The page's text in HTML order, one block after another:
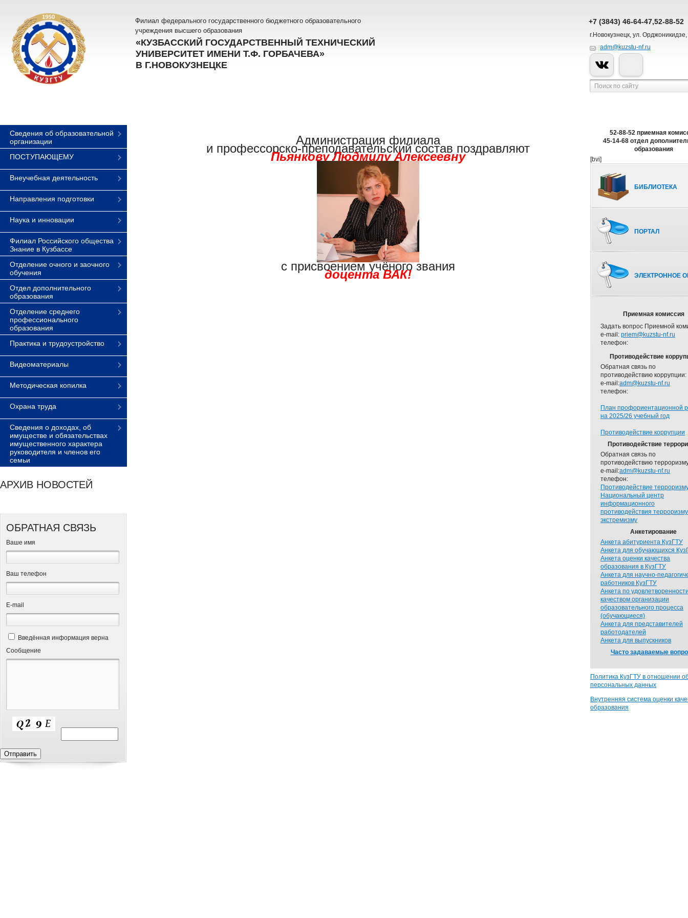
Филиал федерального государственного бюджетного образовательного
учреждения высшего образования
«КУЗБАССКИЙ ГОСУДАРСТВЕННЫЙ ТЕХНИЧЕСКИЙ
УНИВЕРСИТЕТ ИМЕНИ Т.Ф. ГОРБАЧЕВА»
В Г.НОВОКУЗНЕЦКЕ
+7 (3843) 46-64-47,52-88-52
г.Новокузнецк, ул.
adm@kuzstu-nf.ru
Сведения об образовательной
организации
ПОСТУПАЮЩЕМУ
Внеучебная деятельность
Направления подготовки
Наука и инновации
Филиал Российского общества
Знание в Кузбассе
Отделение очного и заочного
обучения
Отдел дополнительного
образования
Отделение среднего
профессионального
образования
Практика и трудоустройство
Видеоматериалы
Методическая копилка
Охрана труда
Сведения о доходах, об
имуществе и обязательствах
имущественного характера
руководителя и членов его
семьи
АРХИВ НОВОСТЕЙ
ОБРАТНАЯ СВЯЗЬ
Ваше имя
Ваш телефон
Е-mail
Введённая информация верна
Сообщение
Администрация филиала
и профессорско-преподавательский состав поздравляют
Пьянкову Людмилу Алексеевну
с присвоением учёного звания
доцента ВАК!
52-88-52 приемная
45-14-68 отдел
образования
[bvi]
БИБЛИОТЕКА
ПОРТАЛ
ЭЛЕКТРОННОЕ
Приемная комиссия
Задать вопрос Приемной
e-mail: priem@kuzstu-nf.ru
телефон:
Противодействие
Обратная связь по
противодействию коррупции:
e-mail:adm@kuzstu-nf.ru
телефон:
План профориентационной
на 2025/26 учебный год
Противодействие коррупции
Противодействие
Обратная связь по
противодействию
e-mail:adm@kuzstu-nf.ru
телефон:
Противодействие
Национальный центр
информационного
противодействия
экстремизму
Анкетирование
Анкета абитуриента КузГТУ
Анкета для обучающихся
Анкета оценки качества
образования в КузГТУ
Анкета для научно-
работников КузГТУ
Анкета по
качеством организации
образовательного процесса
(обучающиеся)
Анкета для представителей
работодателей
Анкета для выпускников
Часто задаваемые
Политика КузГТУ в отношении
персональных данных
Внутренняя система оценки
образования